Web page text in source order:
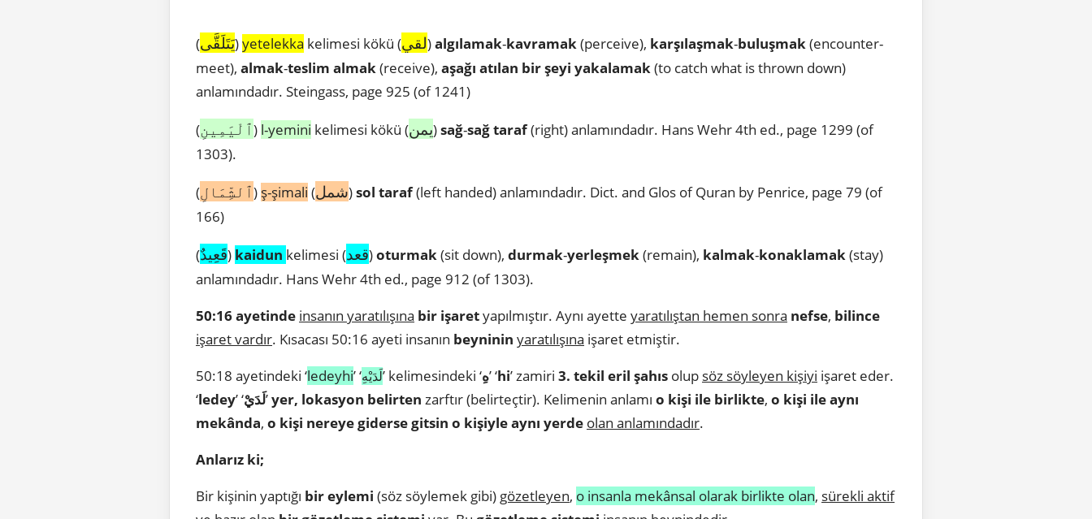
(يَتَلَقَّى)yetelekka kelimesi kökü (لقي)algılamak-kavramak(perceive), karşılaşmak-buluşmak(encounter-
meet), almak-teslim almak(receive), aşağı atılan bir şeyi yakalamak(to catch what is thrown down)
anlamındadır. Steingass, page 925 (of 1241)
(ٱلْيَمِينِ) l-yemini kelimesi kökü (يمن)sağ-sağtaraf(right) anlamındadır. Hans Wehr 4th ed., page 1299 (of
1303).
(ٱلشِّمَالِ) ş-şimali (شمل)sol taraf(left handed) anlamındadır. Dict. and Glos of Quran by Penrice, page 79 (of
166)
(قَعِيدٌ) kaidun kelimesi (قعد)oturmak(sit down), durmak-yerleşmek(remain), kalmak-konaklamak(stay)
anlamındadır. Hans Wehr 4th ed., page 912 (of 1303).
50:16 ayetinde insanın yaratılışına bir işaretyapılmıştır. Aynı ayette yaratılıştan hemen sonra nefse, bilince
işaret vardır. Kısacası 50:16 ayeti insanın beyninin yaratılışına işaret etmiştir.
50:18 ayetindeki ‘ledeyhi’ ‘لَدَيْهِ’ kelimesindeki ‘هِ’ ‘hi’ zamiri 3. tekil eril şahıs olup söz söyleyen kişiyi işaret eder.
‘ledey’ ‘لَدَيْ’yer, lokasyon belirten zarftır (belirteçtir). Kelimenin anlamı o kişi ile birlikte, o kişi ile aynı
mekânda, o kişi nereye giderse gitsin o kişiyle aynı yerde olan anlamındadır.
Anlarız ki;
Bir kişinin yaptığı bir eylemi (söz söylemek gibi) gözetleyen, o insanla mekânsal olarak birlikte olan, sürekli aktif